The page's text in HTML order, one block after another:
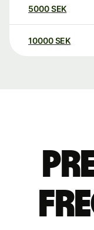
5000SEK
10000 SEK